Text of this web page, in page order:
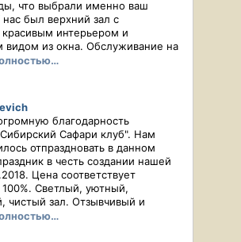
что выбрали именно ваш
нас был верхний зал с
красивым интерьером и
видом из окна. Обслуживание на
Не приходилось ни о чём
всё, что обсудили до банкета,
превосходно без каких-либо
Блюда подавались очень
всё было очень вкусно!
вы настоящие
Все гости остались
банкета нам вернули весь
упаковали блюда. Всё
Екатерина, отдельная
Вам! Вы всегда были на связи,
как правильно всё заказать.
важно было ни в чём не
благодарность
Сафари клуб". Нам
отпраздновать в данном
в честь создании нашей
Цена соответствует
100%. Светлый, уютный,
чистый зал. Отзывчивый и
коллектив. Нашим
была Кристина -